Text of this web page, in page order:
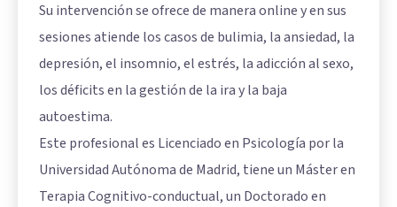
Su intervención se ofrece de manera online y en sus
sesiones atiende los casos de bulimia, la ansiedad, la
depresión, el insomnio, el estrés, la adicción al sexo,
los déficits en la gestión de la ira y la baja
autoestima.
Este profesional es Licenciado en Psicología por la
Universidad Autónoma de Madrid, tiene un Máster en
Terapia Cognitivo-conductual, un Doctorado en